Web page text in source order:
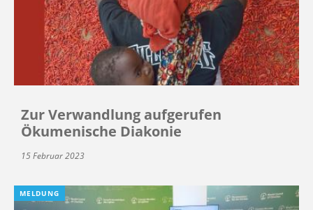
Zur Verwandlung aufgerufen
Ökumenische Diakonie
15 Februar 2023
MELDUNG